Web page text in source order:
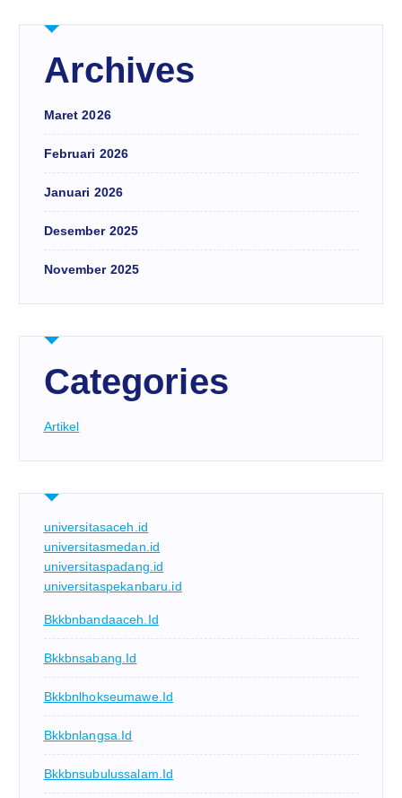
Archives
Maret 2026
Februari 2026
Januari 2026
Desember 2025
November 2025
Categories
Artikel
universitasaceh.id
universitasmedan.id
universitaspadang.id
universitaspekanbaru.id
Bkkbnbandaaceh.id
Bkkbnsabang.id
Bkkbnlhokseumawe.id
Bkkbnlangsa.id
Bkkbnsubulussalam.id